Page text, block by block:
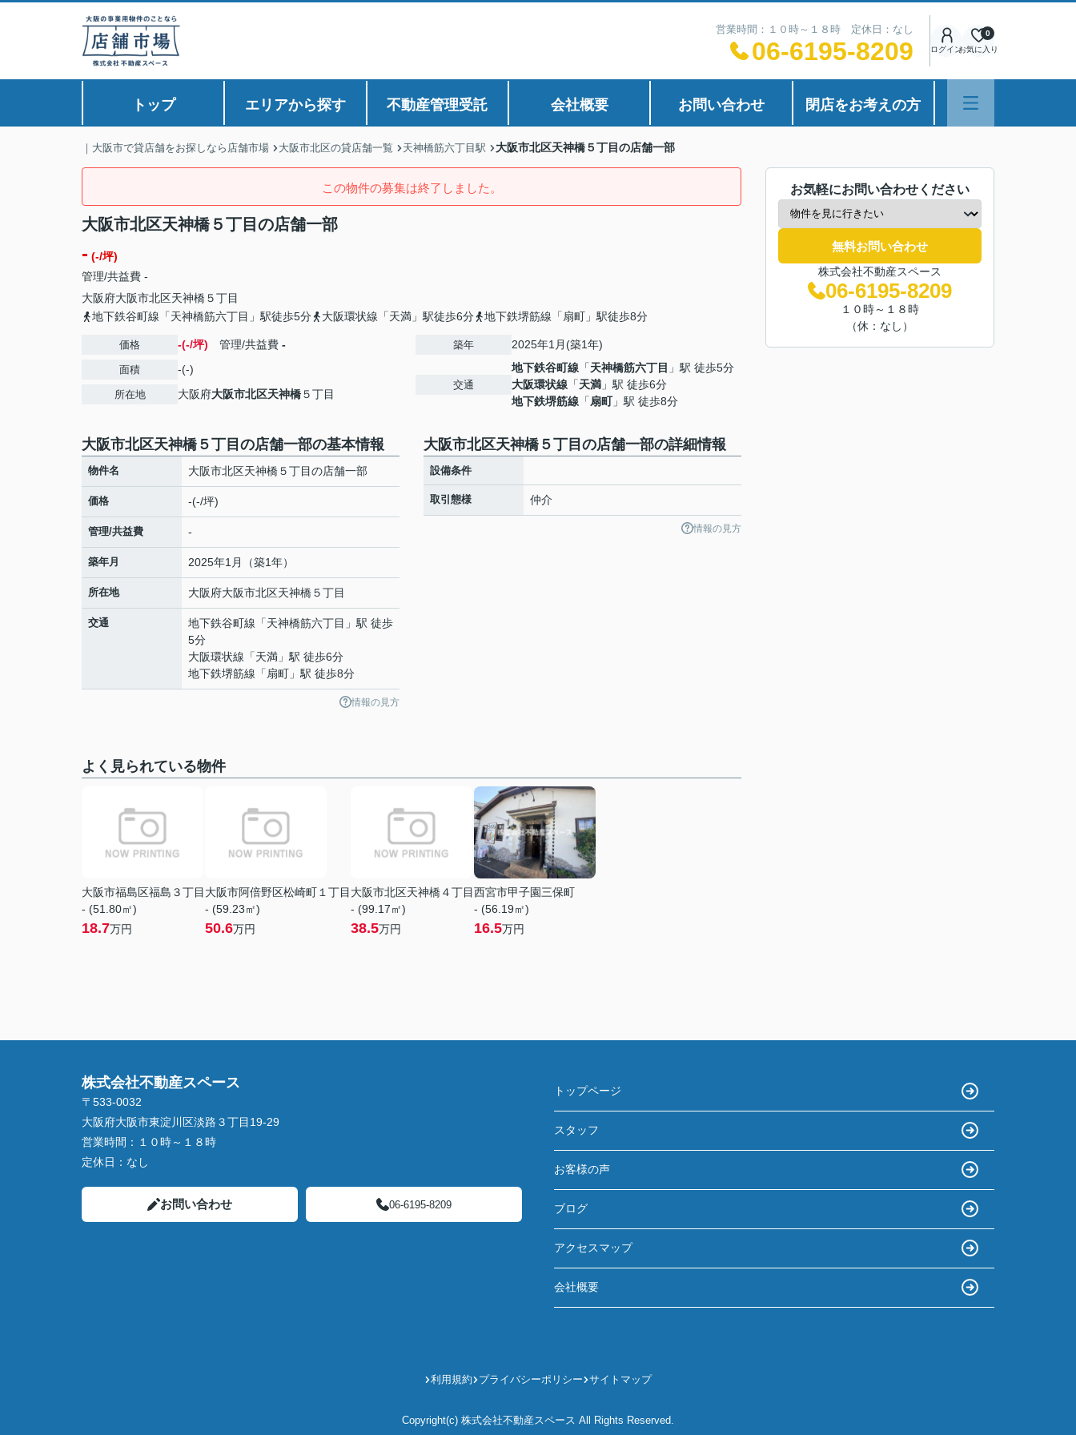
営業時間：１０時～１８時 定休日：なし
06-6195-8209 ログインお気に入り
0
トップ エリアから探す 不動産管理受託 会社概要 お問い合わせ 閉店をお考えの方
｜大阪市で貸店舗をお探しなら店舗市場 大阪市北区の貸店舗一覧 天神橋筋六丁目駅 大阪市北区天神橋５丁目の店舗一部
この物件の募集は終了しました。
大阪市北区天神橋５丁目の店舗一部
- (-/坪)
管理/共益費 -
大阪府大阪市北区天神橋５丁目
地下鉄谷町線「天神橋筋六丁目」駅徒歩5分
大阪環状線「天満」駅徒歩6分 地下鉄堺筋線「扇町」駅徒歩8分
価格 -(-/坪) 管理/共益費 -
面積 -(-)
所在地 大阪府大阪市北区天神橋５丁目
築年 2025年1月(築1年)
交通
地下鉄谷町線 「天神橋筋六丁目 」駅 徒歩5分
大阪環状線 「天満 」駅 徒歩6分
地下鉄堺筋線 「扇町」駅 徒歩8分
大阪市北区天神橋５丁目の店舗一部の基本情報
物件名 大阪市北区天神橋５丁目の店舗一部
価格 -(-/坪)
管理/共益費 -
築年月 2025年1月（築1年）
所在地 大阪府大阪市北区天神橋５丁目
交通 地下鉄谷町線 「天神橋筋六丁目 」駅 徒歩
5分
大阪環状線 「天満 」駅 徒歩6分
地下鉄堺筋線 「 扇町 」駅 徒歩8分
情報の見方
大阪市北区天神橋５丁目の店舗一部の詳細情報
設備条件
取引態様 仲介
情報の見方
よく見られている物件
大阪市福島区福島３丁目
- (51.80㎡)
18.7万円
大阪市阿倍野区松崎町１丁目
- (59.23㎡)
50.6万円
大阪市北区天神橋４丁目
- (99.17㎡)
38.5万円
西宮市甲子園三保町
- (56.19㎡)
16.5万円
お気軽にお問い合わせください
無料お問い合わせ
株式会社不動産スペース
06-6195-8209
１０時～１８時
（休：なし）
株式会社不動産スペース
〒533-0032
大阪府大阪市東淀川区淡路３丁目19-29
営業時間： １０時～１８時
定休日： なし
お問い合わせ 06-6195-8209
トップページ
スタッフ
お客様の声
ブログ
アクセスマップ
会社概要
利用規約 プライバシーポリシー サイトマップ
Copyright(c) 株式会社不動産スペース All Rights Reserved.